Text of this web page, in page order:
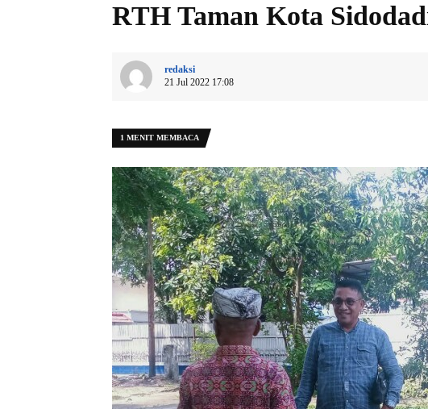
RTH Taman Kota
redaksi
21 Jul 2022 17:08
1 MENIT MEMBACA